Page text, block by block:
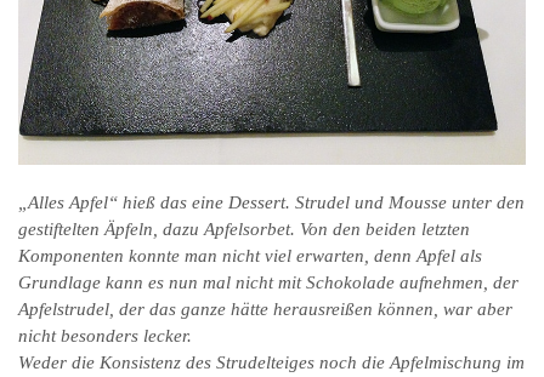
„Alles Apfel“ hieß das eine Dessert. Strudel und Mousse unter den
gestiftelten Äpfeln, dazu Apfelsorbet. Von den beiden letzten
Komponenten konnte man nicht viel erwarten, denn Apfel als
Grundlage kann es nun mal nicht mit Schokolade aufnehmen, der
Apfelstrudel, der das ganze hätte herausreißen können, war aber
nicht besonders lecker.
Weder die Konsistenz des Strudelteiges noch die Apfelmischung im